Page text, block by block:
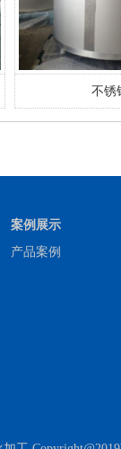
不锈
案例展示
产品案例